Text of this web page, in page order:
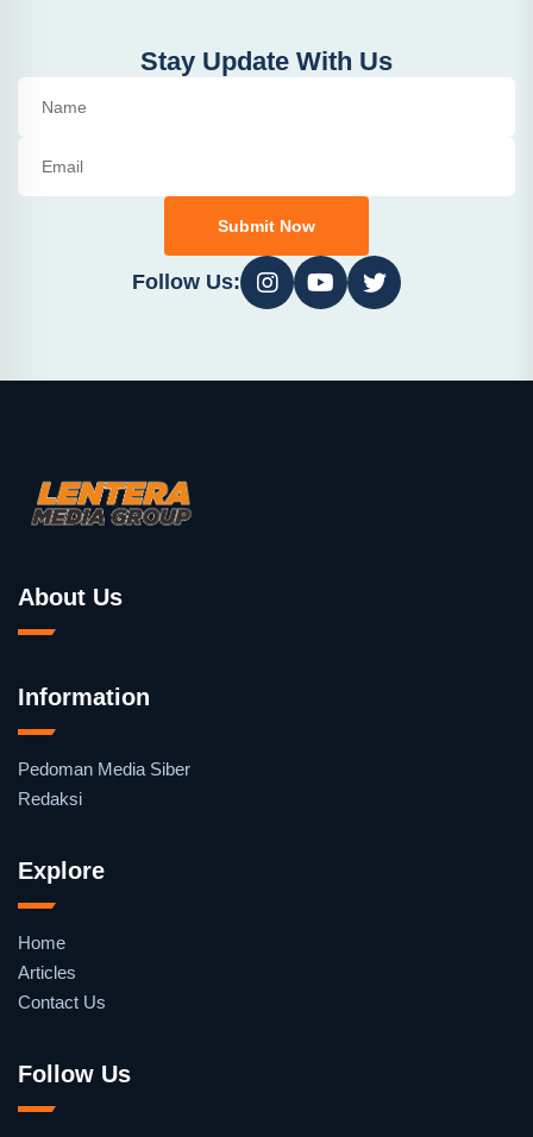
Stay Update With Us
Submit Now
Follow Us:
About Us
Information
Pedoman Media Siber
Redaksi
Explore
Home
Articles
Contact Us
Follow Us